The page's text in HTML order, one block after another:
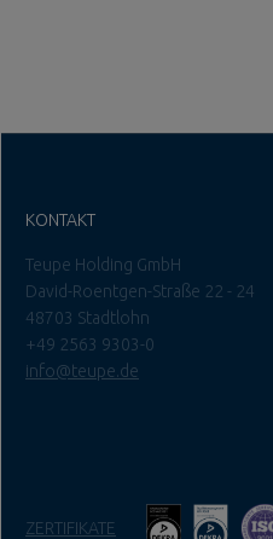
KONTAKT
Teupe Holding GmbH
David-Roentgen-Straße 22 - 24
48703 Stadtlohn
+49 2563 9303-0
info@teupe.de
ZERTIFIKATE